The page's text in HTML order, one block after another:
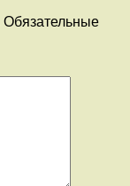
Обязательные